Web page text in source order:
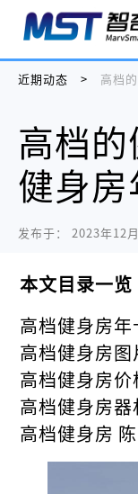
近期动态 > 高档
高档的
健身房
发布于： 2023年12
本文目录一览
高档健身房年
高档健身房图
高档健身房价
高档健身房器
高档健身房